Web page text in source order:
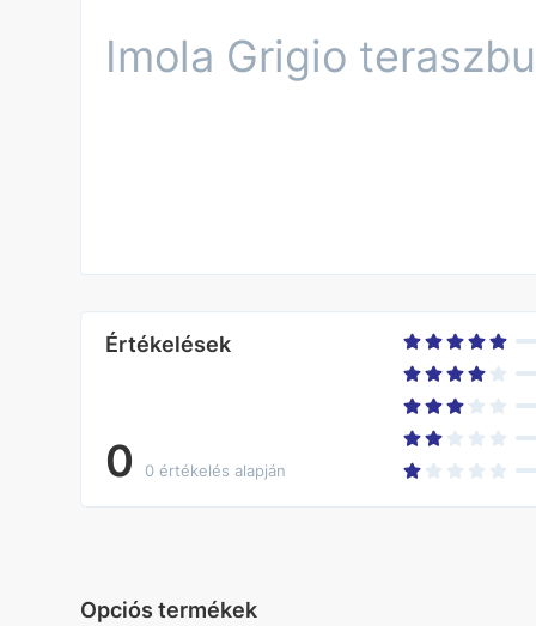
Imola Grigio
Értékelések
0 0 értékelés alapján
Opciós termékek